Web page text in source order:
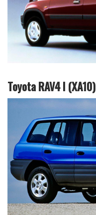
Toyota RAV4 I (XA10)